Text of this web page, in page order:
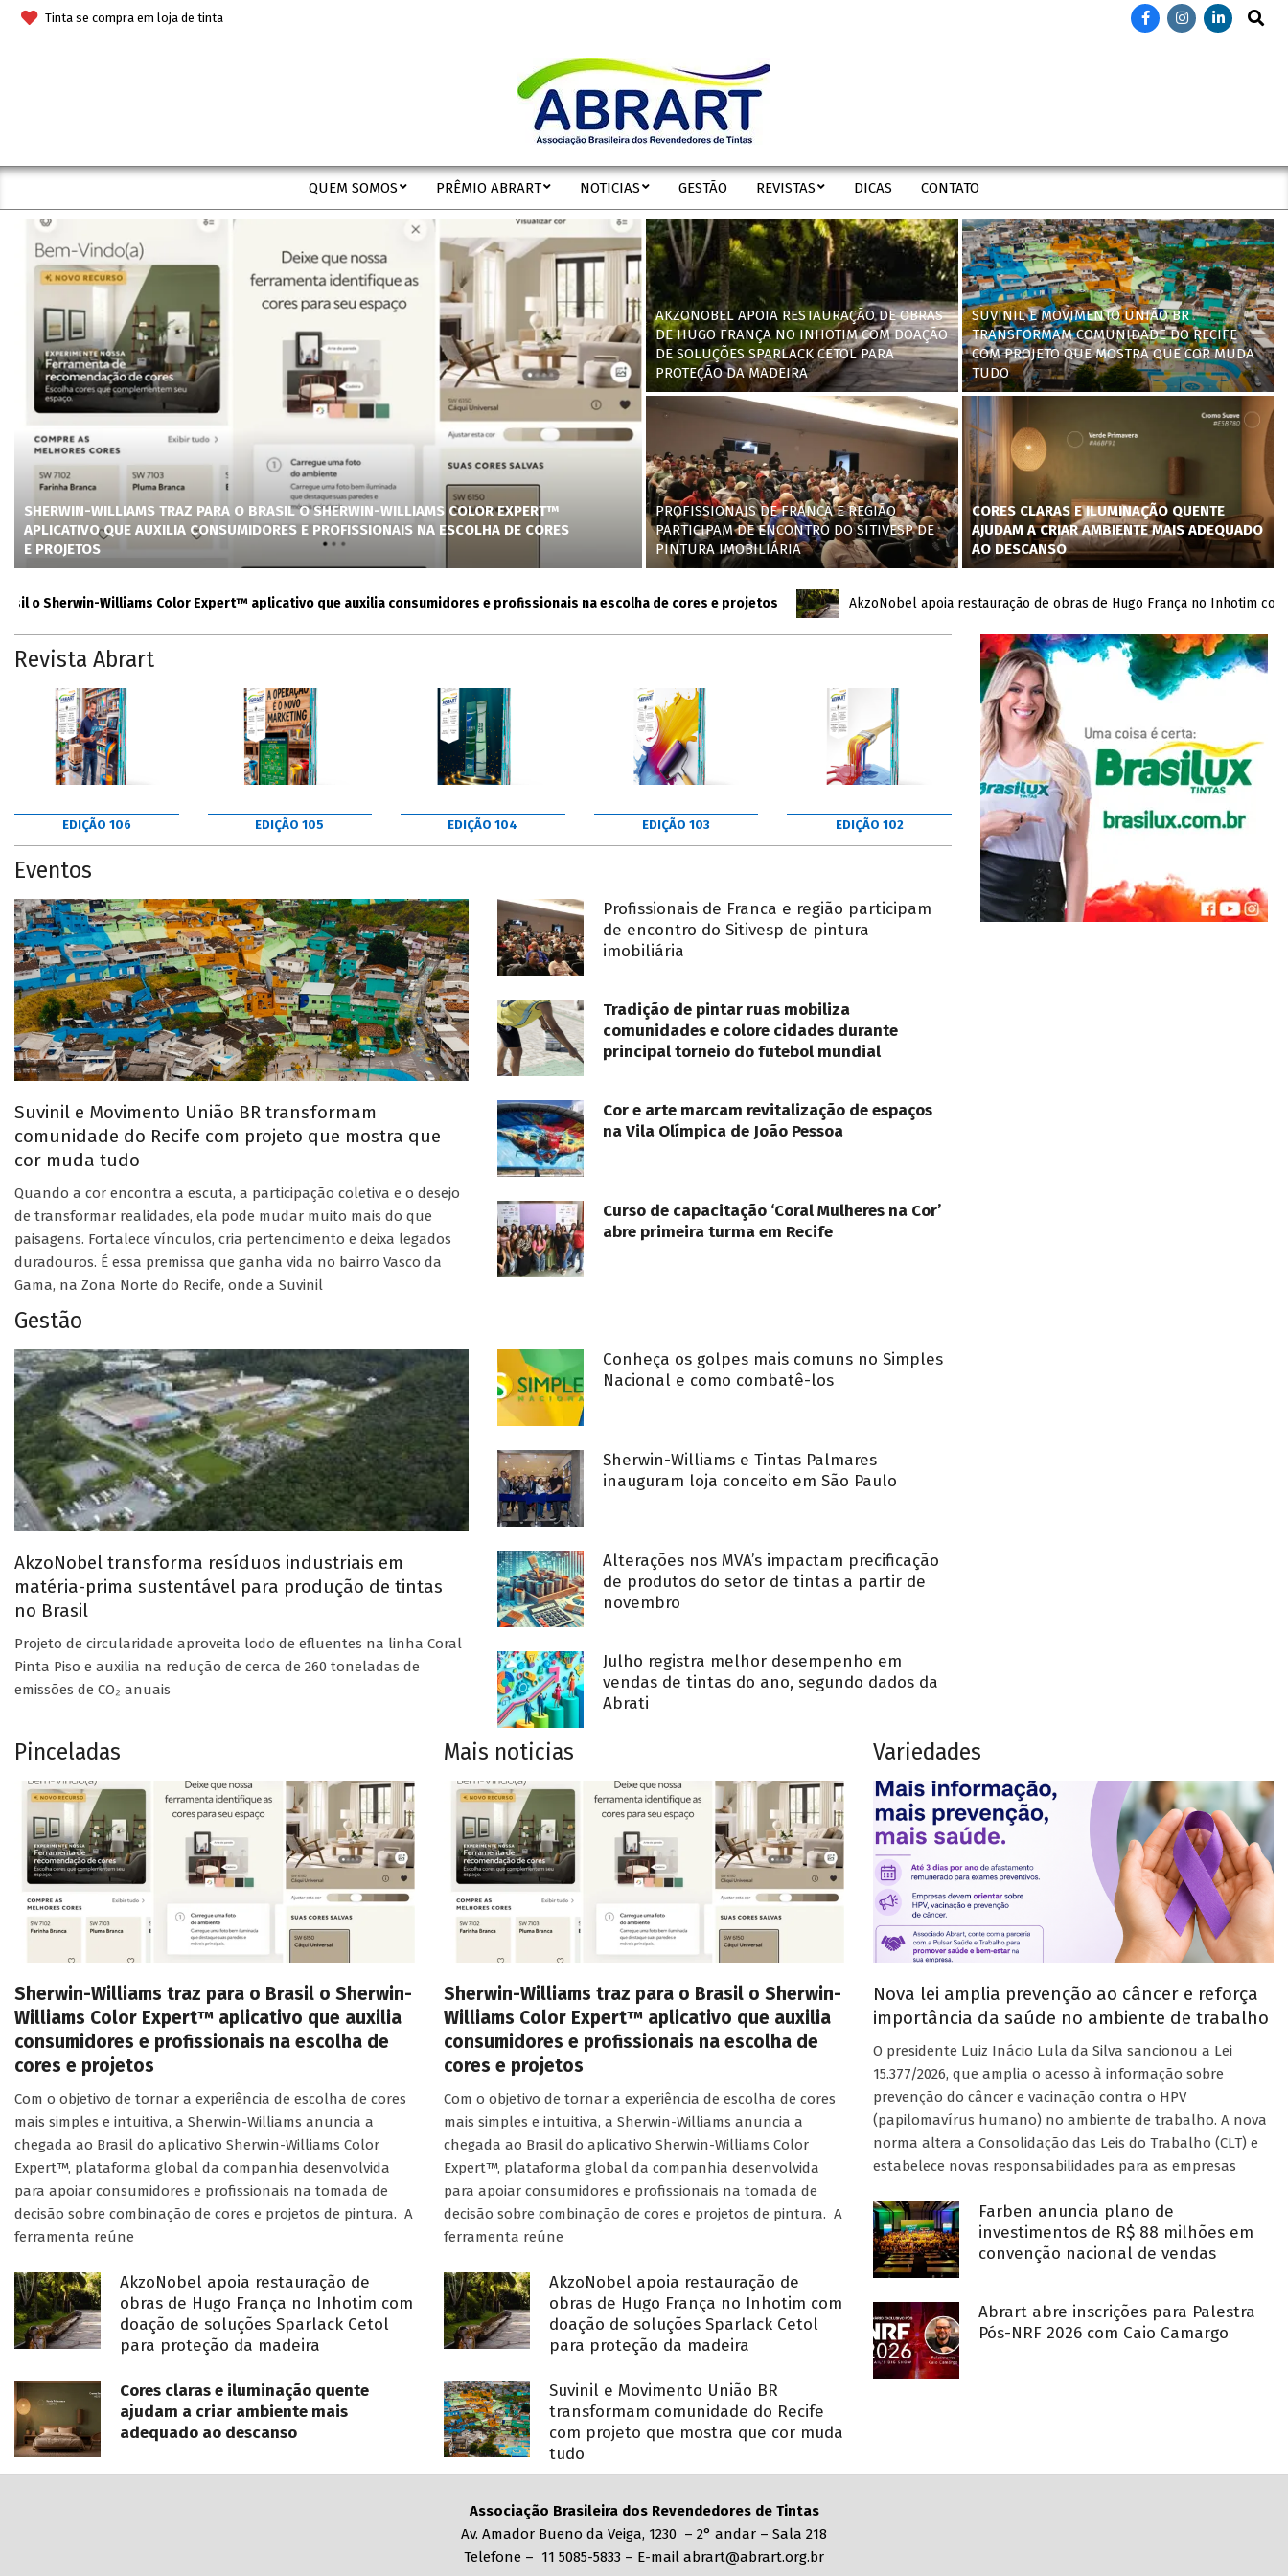
Skip
Tinta se compra em loja de tinta
Search
ABRART
Secondary
Navigation
Menu
QUEM SOMOS PRÊMIO ABRART NOTICIAS GESTÃO REVISTAS DICAS CONTATO
SHERWIN-WILLIAMS TRAZ PARA O BRASIL O SHERWIN-WILLIAMS COLOR EXPERT™
APLICATIVO QUE AUXILIA CONSUMIDORES E PROFISSIONAIS NA ESCOLHA DE CORES
E PROJETOS
AKZONOBEL APOIA RESTAURAÇÃO DE OBRAS
DE HUGO FRANÇA NO INHOTIM COM DOAÇÃO
DE SOLUÇÕES SPARLACK CETOL PARA
PROTEÇÃO DA MADEIRA
SUVINIL E MOVIMENTO UNIÃO BR
TRANSFORMAM COMUNIDADE DO RECIFE
COM PROJETO QUE MOSTRA QUE COR MUDA
TUDO
PROFISSIONAIS DE FRANCA E REGIÃO
PARTICIPAM DE ENCONTRO DO SITIVESP DE
PINTURA IMOBILIÁRIA
CORES CLARAS E ILUMINAÇÃO QUENTE
AJUDAM A CRIAR AMBIENTE MAIS ADEQUADO
AO DESCANSO
Williams Color Expert™ aplicativo que auxilia consumidores e profissionais na escolha de cores e projetos AkzoNobel apoia restauração de obras de Hugo França no Inhotim com
Revista Abrart
EDIÇÃO 106 EDIÇÃO 105 EDIÇÃO 104 EDIÇÃO 103 EDIÇÃO 102
Eventos
Suvinil e Movimento União BR transformam
comunidade do Recife com projeto que mostra que
cor muda tudo
Quando a cor encontra a escuta, a participação coletiva e o desejo
de transformar realidades, ela pode mudar muito mais do que
paisagens. Fortalece vínculos, cria pertencimento e deixa legados
duradouros. É essa premissa que ganha vida no bairro Vasco da
Gama, na Zona Norte do Recife, onde a Suvinil
Profissionais de Franca e região participam
de encontro do Sitivesp de pintura
imobiliária
Tradição de pintar ruas mobiliza
comunidades e colore cidades durante
principal torneio do futebol mundial
Cor e arte marcam revitalização de espaços
na Vila Olímpica de João Pessoa
Curso de capacitação ‘Coral Mulheres na Cor’
abre primeira turma em Recife
Gestão
AkzoNobel transforma resíduos industriais em
matéria-prima sustentável para produção de tintas
no Brasil
Projeto de circularidade aproveita lodo de efluentes na linha Coral
Pinta Piso e auxilia na redução de cerca de 260 toneladas de
emissões de CO₂ anuais
Conheça os golpes mais comuns no Simples
Nacional e como combatê-los
Sherwin-Williams e Tintas Palmares
inauguram loja conceito em São Paulo
Alterações nos MVA’s impactam precificação
de produtos do setor de tintas a partir de
novembro
Julho registra melhor desempenho em
vendas de tintas do ano, segundo dados da
Abrati
Pinceladas
Sherwin-Williams traz para o Brasil o Sherwin-
Williams Color Expert™ aplicativo que auxilia
consumidores e profissionais na escolha de
cores e projetos
Com o objetivo de tornar a experiência de escolha de cores
mais simples e intuitiva, a Sherwin-Williams anuncia a
chegada ao Brasil do aplicativo Sherwin-Williams Color
Expert™, plataforma global da companhia desenvolvida
para apoiar consumidores e profissionais na tomada de
decisão sobre combinação de cores e projetos de pintura. A
ferramenta reúne
AkzoNobel apoia restauração de
obras de Hugo França no Inhotim com
doação de soluções Sparlack Cetol
para proteção da madeira
Cores claras e iluminação quente
ajudam a criar ambiente mais
adequado ao descanso
Mais noticias
Sherwin-Williams traz para o Brasil o Sherwin-
Williams Color Expert™ aplicativo que auxilia
consumidores e profissionais na escolha de
cores e projetos
Com o objetivo de tornar a experiência de escolha de cores
mais simples e intuitiva, a Sherwin-Williams anuncia a
chegada ao Brasil do aplicativo Sherwin-Williams Color
Expert™, plataforma global da companhia desenvolvida
para apoiar consumidores e profissionais na tomada de
decisão sobre combinação de cores e projetos de pintura. A
ferramenta reúne
AkzoNobel apoia restauração de
obras de Hugo França no Inhotim com
doação de soluções Sparlack Cetol
para proteção da madeira
Suvinil e Movimento União BR
transformam comunidade do Recife
com projeto que mostra que cor muda
tudo
Variedades
Nova lei amplia prevenção ao câncer e reforça
importância da saúde no ambiente de trabalho
O presidente Luiz Inácio Lula da Silva sancionou a Lei
15.377/2026, que amplia o acesso à informação sobre
prevenção do câncer e vacinação contra o HPV
(papilomavírus humano) no ambiente de trabalho. A nova
norma altera a Consolidação das Leis do Trabalho (CLT) e
estabelece novas responsabilidades para as empresas
Farben anuncia plano de
investimentos de R$ 88 milhões em
convenção nacional de vendas
Abrart abre inscrições para Palestra
Pós-NRF 2026 com Caio Camargo
Associação Brasileira dos Revendedores de Tintas
Av. Amador Bueno da Veiga, 1230 – 2° andar – Sala 218
Telefone – 11 5085-5833 – E-mail abrart@abrart.org.br